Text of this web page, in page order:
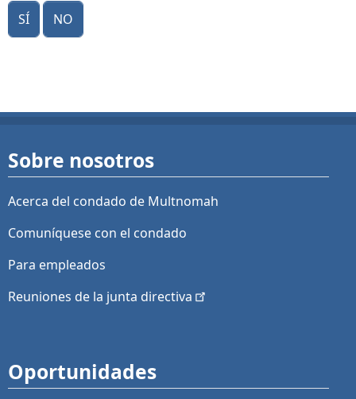
Sí No
Sobre nosotros
Acerca del condado de Multnomah
Comuníquese con el condado
Para empleados
Reuniones de la junta directiva
Oportunidades